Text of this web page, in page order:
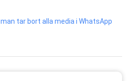
man tar bort alla media i WhatsApp